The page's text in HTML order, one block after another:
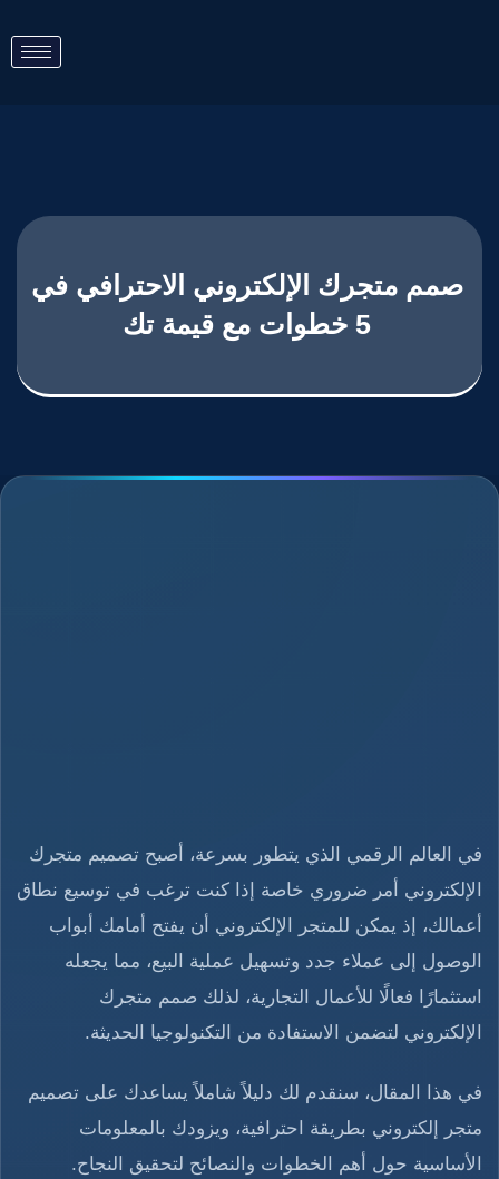
صمم متجرك الإلكتروني الاحترافي في
5 خطوات مع قيمة تك
في العالم الرقمي الذي يتطور بسرعة، أصبح تصميم متجرك
الإلكتروني أمر ضروري خاصة إذا كنت ترغب في توسيع نطاق
أعمالك، إذ يمكن للمتجر الإلكتروني أن يفتح أمامك أبواب
الوصول إلى عملاء جدد وتسهيل عملية البيع، مما يجعله
استثمارًا فعالًا للأعمال التجارية، لذلك صمم متجرك
الإلكتروني لتضمن الاستفادة من التكنولوجيا الحديثة.
في هذا المقال، سنقدم لك دليلاً شاملاً يساعدك على تصميم
متجر إلكتروني بطريقة احترافية، ويزودك بالمعلومات
الأساسية حول أهم الخطوات والنصائح لتحقيق النجاح.